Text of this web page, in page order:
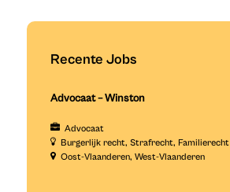
Recente Jobs
Advocaat – Winston
Advocaat
Burgerlijk recht Strafrecht Familierecht
Oost-Vlaanderen West-Vlaanderen